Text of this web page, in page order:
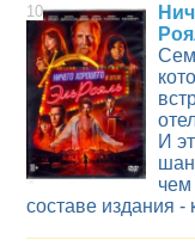
10
И
чем
составе издания -